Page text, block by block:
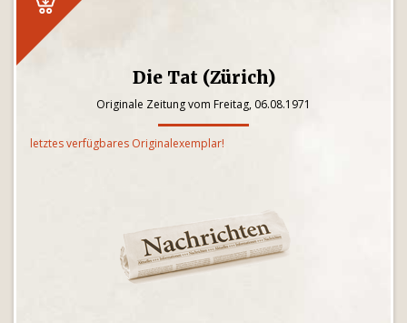
Die Tat (Zürich)
Originale Zeitung vom Freitag, 06.08.1971
letztes verfügbares Originalexemplar!